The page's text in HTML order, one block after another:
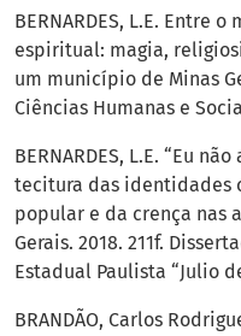
BERNARDES, L.E. Entre
espiritual: magia,
um município de Minas
Ciências Humanas e
BERNARDES, L.E. “Eu
tecitura das identidades
popular e da crença nas
Gerais. 2018. 211f.
Estadual Paulista “Julio
BRANDÃO, Carlos